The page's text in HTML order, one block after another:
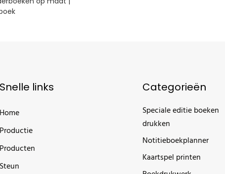
Snelle links
Home
Productie
Producten
Steun
Categorieën
Speciale editie boeken
drukken
Notitieboekplanner
Kaartspel printen